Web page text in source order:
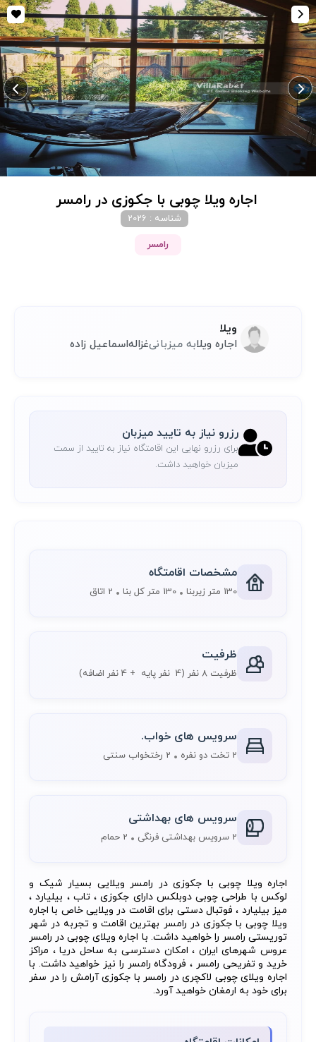
اجاره ویلا چوبی با جکوزی در رامسر
شناسه : 2026
رامسر
ویلا
اجاره ویلابه میزبانیغزالهاسماعیل زاده
رزرو نیاز به تایید میزبان
برای رزرو نهایی این اقامتگاه نیاز به تایید از سمت
میزبان خواهید داشت.
مشخصات اقامتگاه
130 متر زیربنا 130 متر کل بنا 2 اتاق
ظرفیت
ظرفیت 8 نفر (4 نفر پایه + 4 نفر اضافه)
سرویس های خواب.
2 تخت دو نفره 2 رختخواب سنتی
سرویس های بهداشتی
2 سرویس بهداشتی فرنگی 2 حمام
اجاره ویلا چوبی با جکوزی در رامسر ویلایی بسیار شیک و
لوکس با طراحی چوبی دوبلکس دارای جکوزی ، تاب ، بیلیارد ،
میز بیلیارد ، فوتبال دستی برای اقامت در ویلایی خاص با اجاره
ویلا چوبی با جکوزی در رامسر بهترین اقامت و تجربه در شهر
توریستی رامسر را خواهید داشت. با اجاره ویلای چوبی در رامسر
عروس شهرهای ایران ، امکان دسترسی به ساحل دریا ، مراکز
خرید و تفریحی رامسر ، فرودگاه رامسر را نیز خواهید داشت. با
اجاره ویلای چوبی لاکچری در رامسر با جکوزی آرامش را در سفر
برای خود به ارمغان خواهید آورد.